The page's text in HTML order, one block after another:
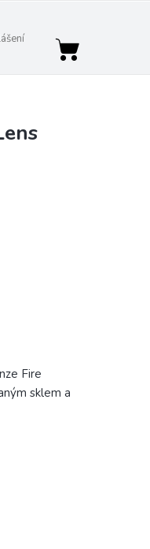
Nákupní
Fire
sklem a